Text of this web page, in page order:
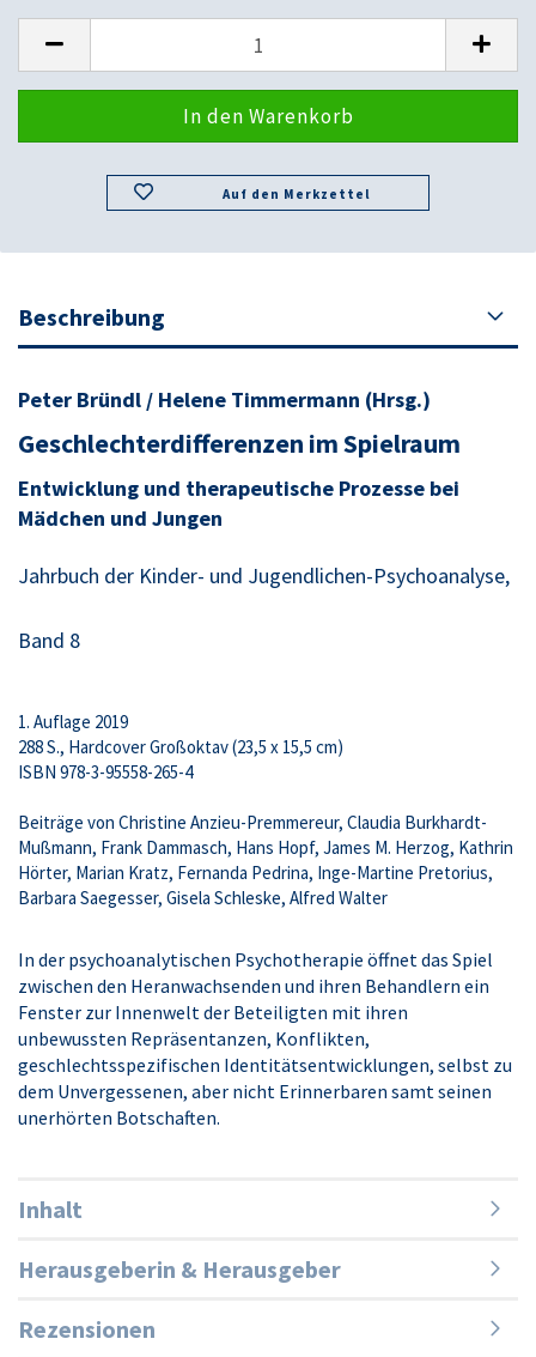
Auf den Merkzettel
Beschreibung
Peter Bründl / Helene Timmermann (Hrsg.)
Geschlechterdifferenzen im Spielraum
Entwicklung und therapeutische Prozesse bei
Mädchen und Jungen
Jahrbuch der Kinder- und Jugendlichen-Psychoanalyse,
Band 8
1. Auflage 2019
288 S., Hardcover Großoktav (23,5 x 15,5 cm)
ISBN 978-3-95558-265-4
Beiträge von Christine Anzieu-Premmereur, Claudia Burkhardt-
Mußmann, Frank Dammasch, Hans Hopf, James M. Herzog, Kathrin
Hörter, Marian Kratz, Fernanda Pedrina, Inge-Martine Pretorius,
Barbara Saegesser, Gisela Schleske, Alfred Walter
In der psychoanalytischen Psychotherapie öffnet das Spiel
zwischen den Heranwachsenden und ihren Behandlern ein
Fenster zur Innenwelt der Beteiligten mit ihren
unbewussten Repräsentanzen, Konflikten,
geschlechtsspezifischen Identitätsentwicklungen, selbst zu
dem Unvergessenen, aber nicht ­Erinnerbaren samt seinen
unerhörten Botschaften.
Inhalt
Herausgeberin & Herausgeber
Rezensionen